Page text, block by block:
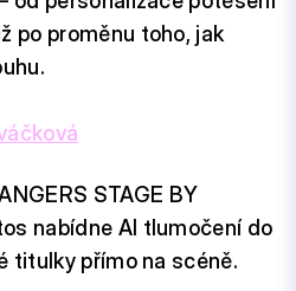
po proměnu toho, jak
STAGE BY
nabídne AI tlumočení do
titulky přímo na scéně.